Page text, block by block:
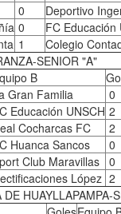
0 Deportivo
0 FC Educación
1 Colegio
SENIOR "A"
B
Gran Familia
0
Educación UNSCH 2
Cocharcas FC
2
Huanca Sancos
0
Club Maravillas 0
López 2
HUAYLLAPAMPA-